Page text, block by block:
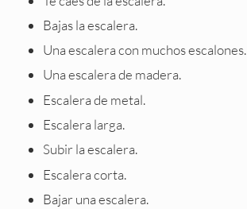
Bajas la escalera.
Una escalera con muchos escalones.
Una escalera de madera.
Escalera de metal.
Escalera larga.
Subir la escalera.
Escalera corta.
Bajar una escalera.